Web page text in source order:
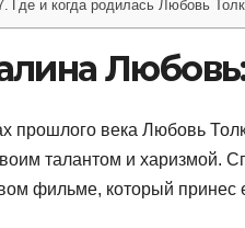
Где и когда родилась Любовь
прошлого века Любовь
талантом и харизмой.
фильме, который принес